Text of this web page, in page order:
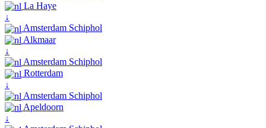
La Haye
↓
Amsterdam Schiphol
Alkmaar
↓
Amsterdam Schiphol
Rotterdam
↓
Amsterdam Schiphol
Apeldoorn
↓